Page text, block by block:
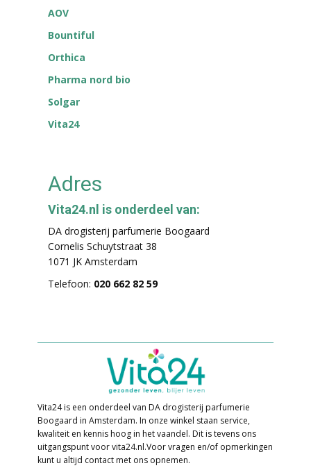
AOV
Bountiful
Orthica
Pharma nord bio
Solgar
Vita24
Adres
Vita24.nl is onderdeel van:
DA drogisterij parfumerie Boogaard
Cornelis Schuytstraat 38
1071 JK Amsterdam
Telefoon: 020 662 82 59
Vita24 is een onderdeel van DA drogisterij parfumerie
Boogaard in Amsterdam. In o​nze winkel staan service,
kwaliteit en kennis hoog in het vaandel. Dit is tevens ons
uitgangspunt voor vita24.nl. ​Voor vragen en/of opmerkingen
kunt u altijd contact met ons opnemen.